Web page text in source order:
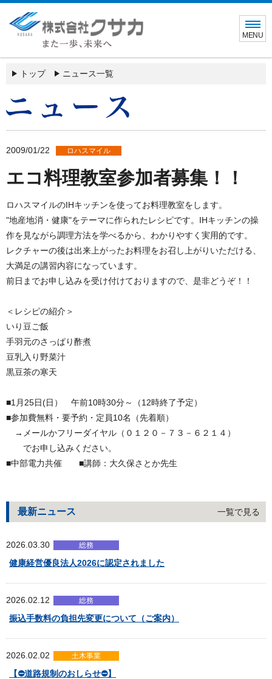
MENU
トップ ニュース一覧
2009/01/22 ロハスマイル
エコ料理教室参加者募集！！
ロハスマイルのIHキッチンを使ってお料理教室をします。
"地産地消・健康"をテーマに作られたレシピです。IHキッチンの操
作を見ながら調理方法を学べるから、わかりやすく実用的です。
レクチャーの後は出来上がったお料理をお召し上がりいただける、
大満足の講習内容になっています。
前日までお申し込みを受け付けておりますので、是非どうぞ！！
＜レシピの紹介＞
いり豆ご飯
手羽元のさっぱり酢煮
豆乳入り野菜汁
黒豆茶の寒天
■1月25日(日） 午前10時30分～（12時終了予定）
■参加費無料・要予約・定員10名（先着順）
→メールかフリーダイヤル（０１２０－７３－６２１４）
でお申し込みください。
■中部電力共催 ■講師：大久保さとか先生
最新ニュース
2026.03.30 総務
健康経営優良法人2026に認定されました
2026.02.12 総務
振込手数料の負担先変更について（ご案内）
2026.02.02 土木事業
【⛔道路規制のおしらせ⛔】
一覧で見る